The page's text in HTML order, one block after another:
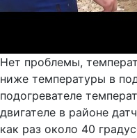
Нет проблемы,
ниже температуры в
подогревателе
двигателе в районе
как раз около 40